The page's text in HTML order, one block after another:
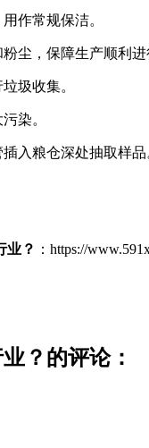
作常规保洁。
尘，保障生产顺利进
圾收集。
染。
入粮仓深处抽取样品
业？ ：https://
？的评论：